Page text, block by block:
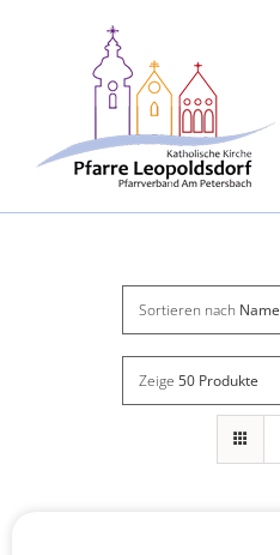
Sortieren nach Name
Zeige 50 Produkte